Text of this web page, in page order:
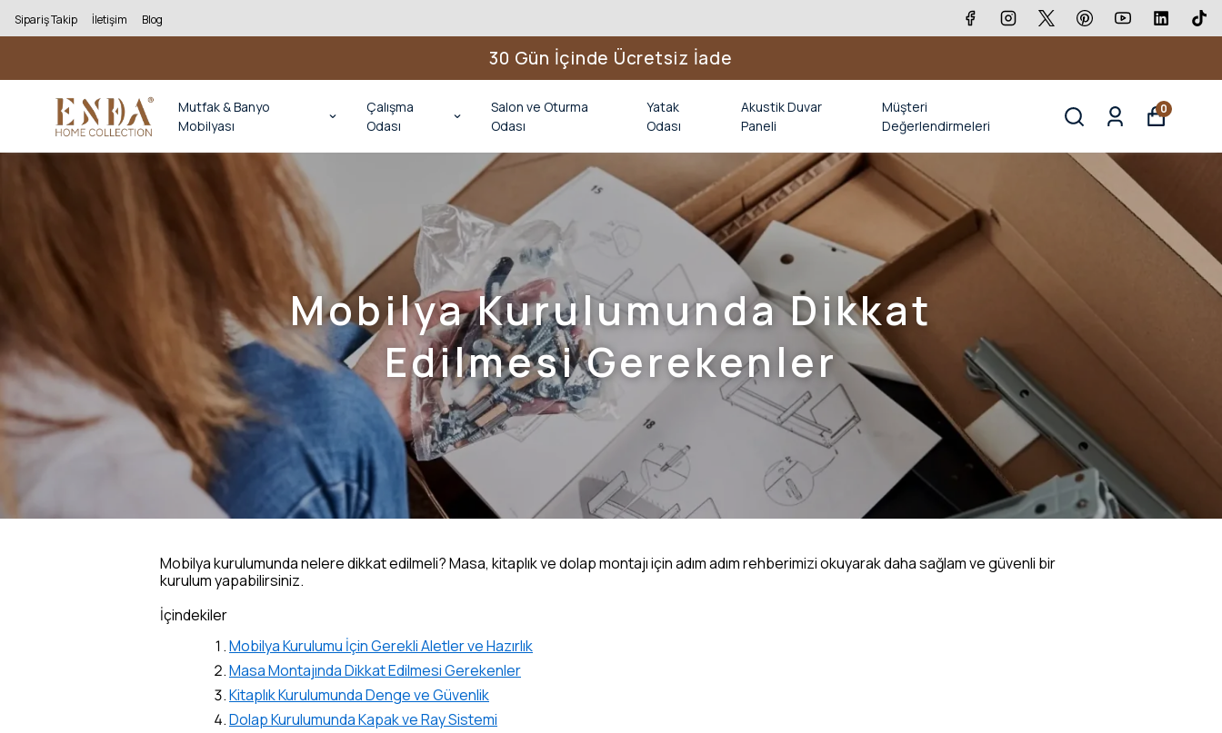
Sipariş Takip İletişim Blog
30 Gün İçinde Ücretsiz İade
Mutfak & Banyo
Mobilyası
Çalışma
Odası
Salon ve Oturma
Odası
Yatak
Odası
Akustik Duvar
Paneli
Müşteri
Değerlendirmeleri
0
Mobilya Kurulumunda Dikkat
Edilmesi Gerekenler
Mobilya kurulumunda nelere dikkat edilmeli? Masa, kitaplık ve dolap montajı için adım adım rehberimizi okuyarak daha sağlam ve güvenli bir
kurulum yapabilirsiniz.
İçindekiler
Mobilya Kurulumu İçin Gerekli Aletler ve Hazırlık
Masa Montajında Dikkat Edilmesi Gerekenler
Kitaplık Kurulumunda Denge ve Güvenlik
Dolap Kurulumunda Kapak ve Ray Sistemi